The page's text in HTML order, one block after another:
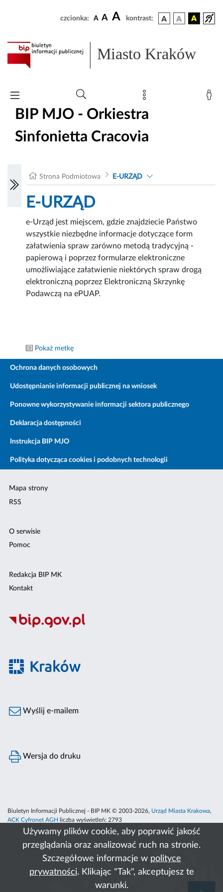
Używamy plików cookie, aby poprawić jakość
przeglądania oraz analizować ruch na stronie.
Szczegółowe informacje w polityce
prywatności. Klikając "Tak", akceptujesz te
warunki.
czcionka: A A A kontrast:
Miasto Kraków
BIP MJO - Orkiestra
Sinfonietta Cracovia
Strona Podmiotowa E-URZĄD
E-URZĄD
e-Urząd jest miejscem, gdzie znajdziecie Państwo
wszystkie niezbędne informacje dotyczące form
załatwienia spraw zarówno metodą tradycyjną -
papierową i poprzez formularze elektroniczne
umożliwiające załatwienie niektórych spraw drogą
elektroniczną poprzez Elektroniczną Skrzynkę
Podawczą na ePUAP.
Pokaż metkę
Ochrona danych osobowych
Udostępnianie informacji publicznej na wniosek
Ponowne wykorzystywanie informacji sektora publicznego
Deklaracja dostępności
Instrukcja BIP MJO
Polityka dotycząca cookies i podobnych technologii
Mapa strony
RSS
O serwisie
Pomoc
Redakcja BIP MK
Kontakt
Wyślij e-mailem
Wersja do druku
Biuletyn Informacji Publicznej - BIP MK © 2003-2026, Urząd Miasta Krakowa,
ACK Cyfronet AGH
liczba wyświetleń: 2793